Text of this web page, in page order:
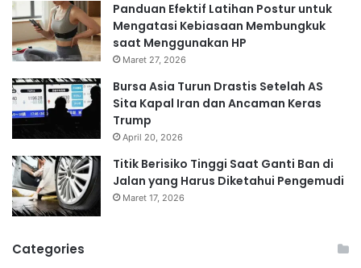
Panduan Efektif Latihan Postur untuk
Mengatasi Kebiasaan Membungkuk
saat Menggunakan HP
Maret 27, 2026
Bursa Asia Turun Drastis Setelah AS
Sita Kapal Iran dan Ancaman Keras
Trump
April 20, 2026
Titik Berisiko Tinggi Saat Ganti Ban di
Jalan yang Harus Diketahui Pengemudi
Maret 17, 2026
Categories